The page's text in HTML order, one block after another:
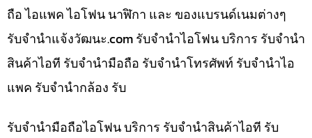
ถือ ไอแพค ไอโฟน นาฬิกา และ ของแบรนด์เนมต่างๆ
รับจํานําแจ้งวัฒนะ.com รับจำนำไอโฟน บริการ รับจำนำ
สินค้าไอที รับจำนำมือถือ รับจำนำโทรศัพท์ รับจำนำไอ
แพค รับจำนำกล้อง รับ
รับจำนำมือถือไอโฟน บริการ รับจำนำสินค้าไอที รับ